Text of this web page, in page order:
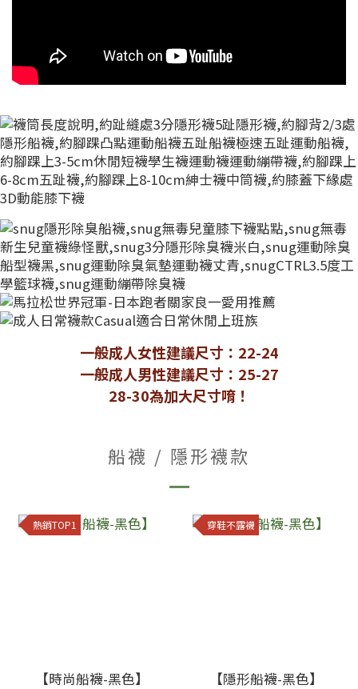
一般成人女性建議尺寸：22-24
一般成人男性建議尺寸：25-27
28-30為加大尺寸唷！
船襪 / 隱形襪款
熱銷TOP1
【時尚船襪-黑色】
穿鞋不露襪
【隱形船襪-黑色】